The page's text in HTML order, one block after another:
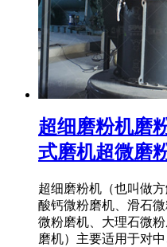
超细磨粉机磨
式磨机超微磨
超细磨粉机（也叫做
酸钙微粉磨机、滑石
微粉磨机、大理石微
磨机）主要适用于对